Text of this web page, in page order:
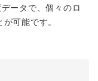
ータで、個々のロ
可能です。